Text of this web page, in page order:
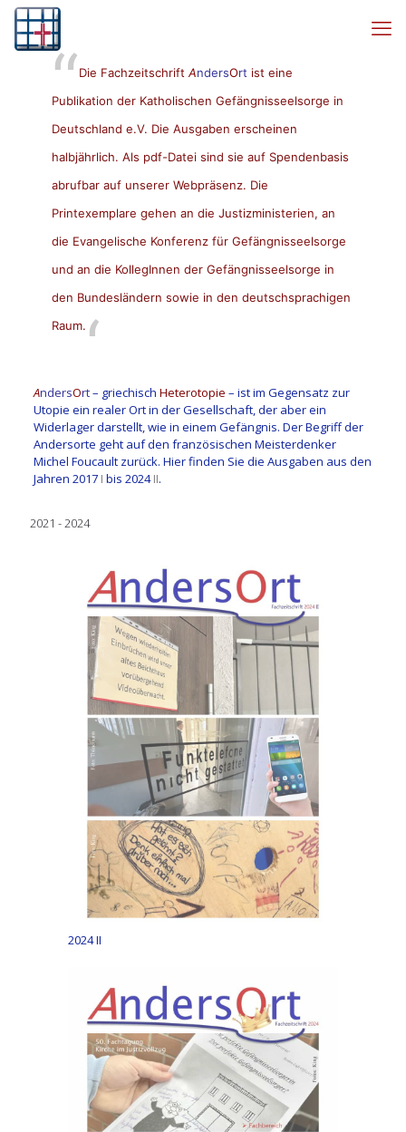
Die Fachzeitschrift AndersOrt ist eine
Publikation der Katholischen Gefängnisseelsorge in
Deutschland e.V. Die Ausgaben erscheinen
halbjährlich. Als pdf-Datei sind sie auf Spendenbasis
abrufbar auf unserer Webpräsenz. Die
Printexemplare gehen an die Justizministerien, an
die Evangelische Konferenz für Gefängnisseelsorge
und an die KollegInnen der Gefängnisseelsorge in
den Bundesländern sowie in den deutschsprachigen
Raum.
AndersOrt– griechisch Heterotopie – ist im Gegensatz zur
Utopie ein realer Ort in der Gesellschaft, der aber ein
Widerlager darstellt, wie in einem Gefängnis. Der Begriff der
Andersorte geht auf den französischen Meisterdenker
Michel Foucault zurück. Hier finden Sie die Ausgaben aus den
Jahren 2017 I bis 2024II.
2021 - 2024
2024 II